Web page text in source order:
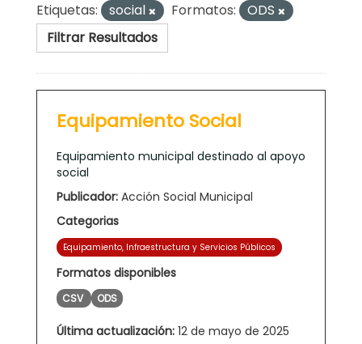
Etiquetas:
social Formatos:
ODS
Filtrar Resultados
Equipamiento Social
Equipamiento municipal destinado al apoyo
social
Publicador: Acción Social Municipal
Categorias
Equipamiento, Infraestructura y Servicios Públicos
Formatos disponibles
CSV ODS
Última actualización: 12 de mayo de 2025